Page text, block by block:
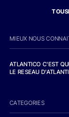
MIEUX NOUS
ATLANTICO C'EST
LE RESEAU
CATEGORIES